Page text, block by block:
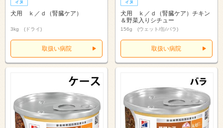
犬用 ｋ／ｄ（腎臓ケア）
3kg (ドライ)
取扱い病院
犬用 ｋ／ｄ（腎臓ケア）チキン
＆野菜入りシチュー
156g (ウェット/缶/バラ)
取扱い病院